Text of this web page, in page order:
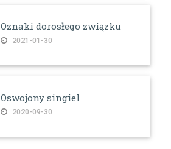
Oznaki dorosłego związku
2021-01-30
Oswojony singiel
2020-09-30